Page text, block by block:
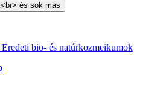
Eredeti bio- és natúrkozmeikumok